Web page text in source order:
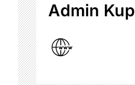
Admin